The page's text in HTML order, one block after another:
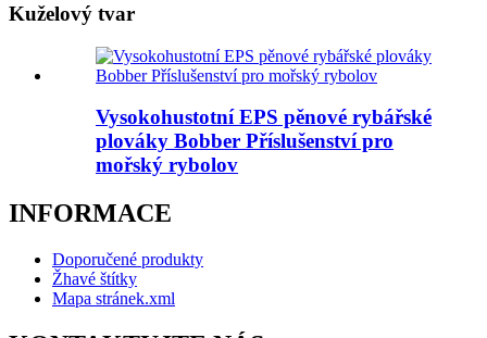
Kuželový tvar
Vysokohustotní EPS pěnové rybářské
plováky Bobber Příslušenství pro
mořský rybolov
INFORMACE
Doporučené produkty
Žhavé štítky
Mapa stránek.xml